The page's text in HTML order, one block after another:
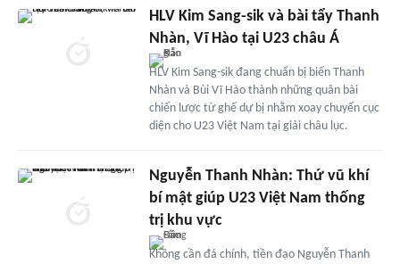
HLV Kim Sang-sik và bài tẩy Thanh
Nhàn, Vĩ Hào tại U23 châu Á
HLV Kim Sang-sik đang chuẩn bị biến Thanh
Nhàn và Bùi Vĩ Hào thành những quân bài
chiến lược từ ghế dự bị nhằm xoay chuyển cục
diện cho U23 Việt Nam tại giải châu lục.
Nguyễn Thanh Nhàn: Thứ vũ khí
bí mật giúp U23 Việt Nam thống
trị khu vực
Không cần đá chính, tiền đạo Nguyễn Thanh